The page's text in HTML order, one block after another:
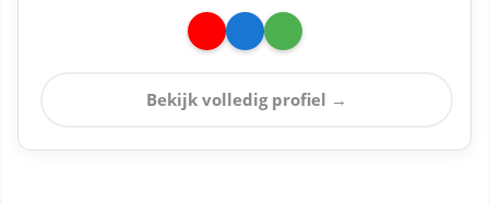
Bekijk volledig profiel →